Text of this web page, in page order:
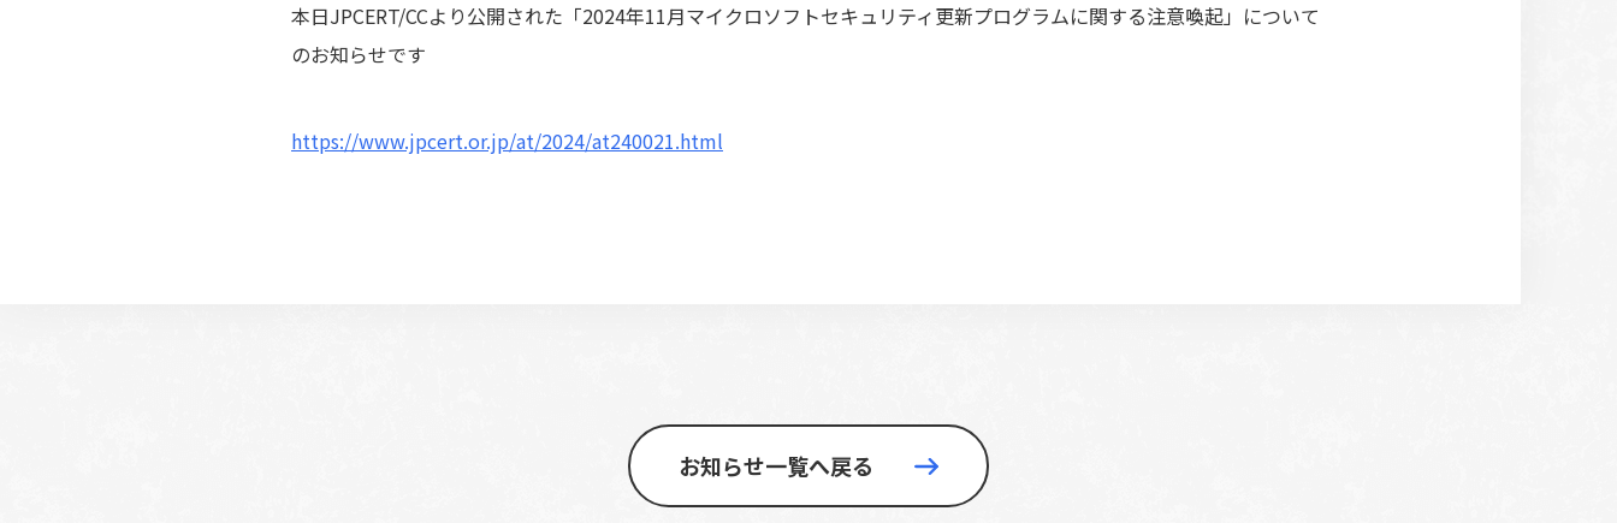
本日JPCERT/CCより公開された「2024年11月マイクロソフトセキュリティ更新プログラムに関する注意喚起」について
のお知らせです
https://www.jpcert.or.jp/at/2024/at240021.html
お知らせ一覧へ戻る